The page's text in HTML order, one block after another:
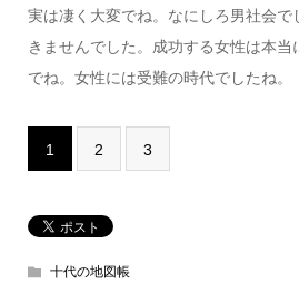
実は凄く大変でね。なにしろ男社会で
きませんでした。成功する女性は本当
でね。女性には受難の時代でしたね。
1 2 3
十代の地図帳